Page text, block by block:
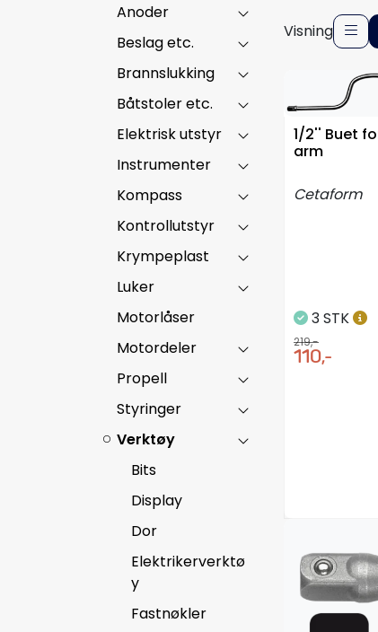
Anoder
Beslag etc.
Brannslukking
Båtstoler etc.
Elektrisk utstyr
Instrumenter
Kompass
Kontrollutstyr
Krympeplast
Luker
Motorlåser
Motordeler
Propell
Styringer
Verktøy
Bits
Display
Dor
Elektrikerverktø
y
Fastnøkler
Visning
1/2'' Buet
arm
Cetaform
3 STK
219,-
110,-